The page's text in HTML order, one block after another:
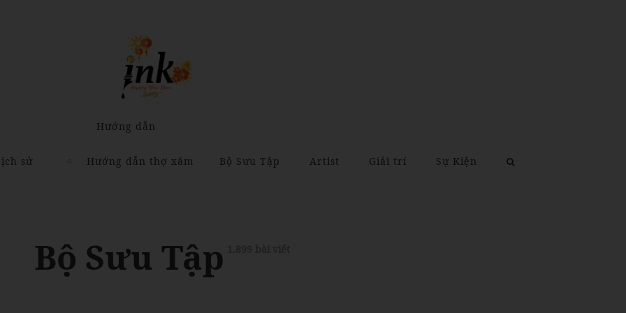
sử
Hướng dẫn
Hướng dẫn thợ xăm Bộ Sưu Tập Artist Giải trí Sự Kiện
Bộ Sưu Tập